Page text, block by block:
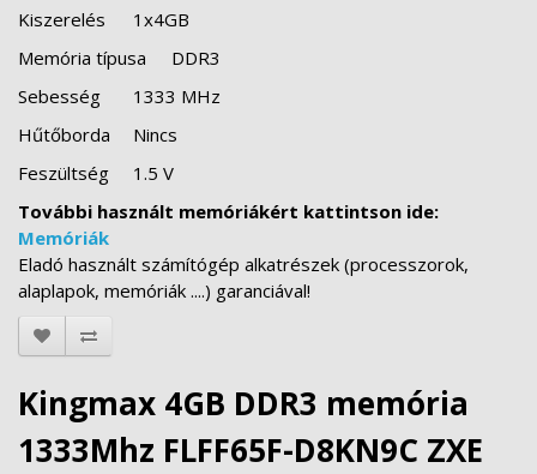
Kiszerelés
1x4GB
Memória típusa
DDR3
Sebesség
1333 MHz
Hűtőborda
Nincs
Feszültség
1.5 V
További használt memóriákért kattintson ide:
Memóriák
Eladó használt számítógép alkatrészek (processzorok,
alaplapok, memóriák ....) garanciával!
Kingmax 4GB DDR3 memória
1333Mhz FLFF65F-D8KN9C ZXE